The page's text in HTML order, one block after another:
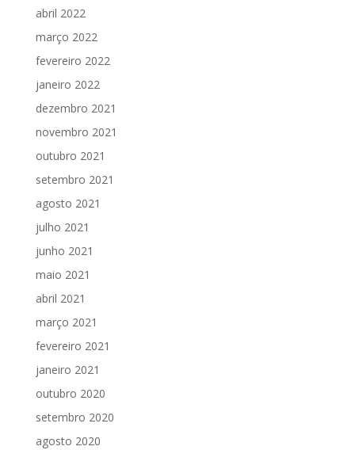
abril 2022
março 2022
fevereiro 2022
janeiro 2022
dezembro 2021
novembro 2021
outubro 2021
setembro 2021
agosto 2021
julho 2021
junho 2021
maio 2021
abril 2021
março 2021
fevereiro 2021
janeiro 2021
outubro 2020
setembro 2020
agosto 2020